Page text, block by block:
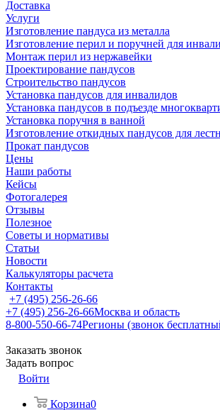
Доставка
Услуги
Изготовление пандуса из металла
Изготовление перил и поручней для
Монтаж перил из нержавейки
Проектирование пандусов
Строительство пандусов
Установка пандусов для инвалидов
Установка пандусов в подъезде
Установка поручня в ванной
Изготовление откидных пандусов для
Прокат пандусов
Цены
Наши работы
Кейсы
Фотогалерея
Отзывы
Полезное
Советы и нормативы
Статьи
Новости
Калькуляторы расчета
Контакты
+7 (495) 256-26-66
+7 (495) 256-26-66Москва и область
8-800-550-66-74Регионы (звонок
Заказать звонок
Задать вопрос
Войти
Корзина0